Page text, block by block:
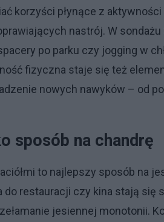
korzyści płynące z
nastrój. W sondażu
po parku czy jogging w
fizyczna staje się też
nowych nawyków – od
sposób na chandrę
to najlepszy sposób na
restauracji czy kina stają się
jesiennej monotonii.